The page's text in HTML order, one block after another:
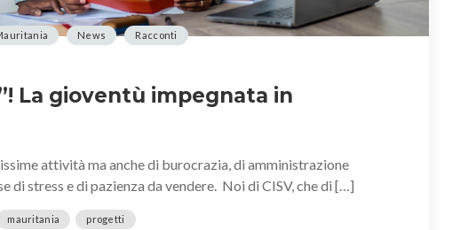
News Racconti
La gioventù impegnata in
attività ma anche di burocrazia, di amministrazione
di stress e di pazienza da vendere. Noi di CISV, che di […]
mauritania progetti